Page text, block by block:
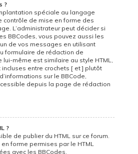
?
spéciale au langage
contrôle de mise en forme des
L’administrateur peut décider si
BBCodes, vous pouvez aussi les
de vos messages en utilisant
formulaire de rédaction de
lui-même est similaire au style HTML,
entre crochets [ et ] plutôt
sur le BBCode,
depuis la page de rédaction
?
de publier du HTML sur ce forum.
forme permises par le HTML
avec les BBCodes.